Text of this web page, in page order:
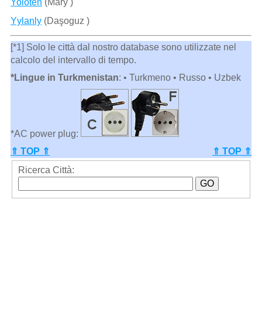
Yylanly(Daşoguz )
[*1] Solo le città dal nostro database sono utilizzate nel
calcolo del intervallo di tempo.
*Lingue in Turkmenistan: • Turkmeno • Russo • Uzbek
*AC power plug:
⇑ TOP ⇑
⇑ TOP ⇑
Ricerca Città: